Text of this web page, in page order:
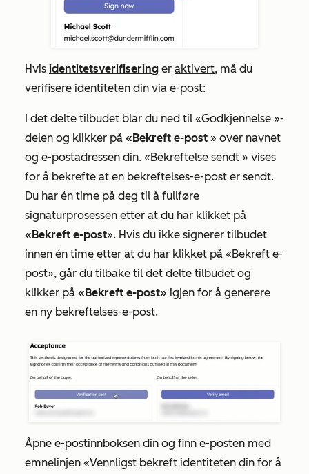
Hvis identitetsverifisering er aktivert, må du
verifisere identiteten din via e-post:
I det delte tilbudet blar du ned til «Godkjennelse »-
delen og klikker på «Bekreft e-post » over navnet
og e-postadressen din. «Bekreftelse sendt » vises
for å bekrefte at en bekreftelses-e-post er sendt.
Du har én time på deg til å fullføre
signaturprosessen etter at du har klikket på
«Bekreft e-post». Hvis du ikke signerer tilbudet
innen én time etter at du har klikket på «Bekreft e-
post», går du tilbake til det delte tilbudet og
klikker på «Bekreft e-post» igjen for å generere
en ny bekreftelses-e-post.
Åpne e-postinnboksen din og finn e-posten med
emnelinjen «Vennligst bekreft identiteten din for å